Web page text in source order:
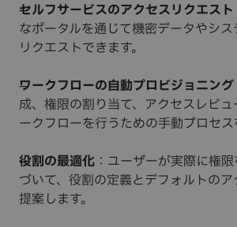
セルフサービスのアクセスリクエスト
なポータルを通じて機密データやシ
リクエストできます。
ワークフローの自動プロビジョニング
成、権限の割り当て、アクセスレビ
ークフローを行うための手動プロセス
役割の最適化 ：ユーザーが実際に権
づいて、役割の定義とデフォルトの
提案します。